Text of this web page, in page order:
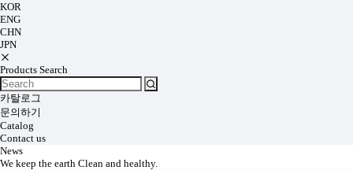
KOR
ENG
CHN
JPN
Products Search
카탈로그
문의하기
Catalog
Contact us
News
We keep the earth Clean and healthy.